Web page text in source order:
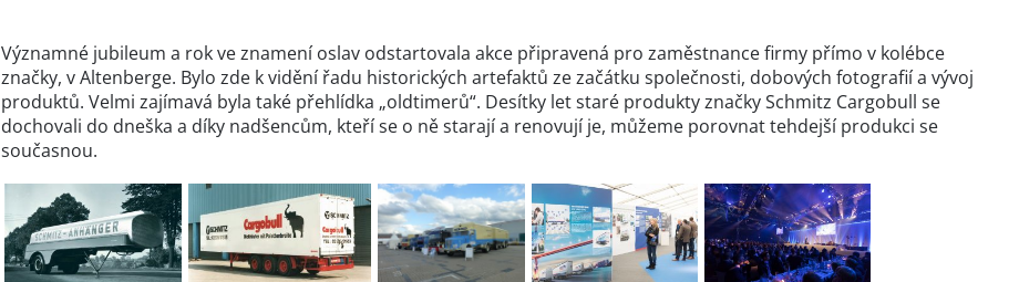
Významné jubileum a rok ve znamení oslav odstartovala akce připravená pro zaměstnance firmy přímo v kolébce
značky, v Altenberge. Bylo zde k vidění řadu historických artefaktů ze začátku společnosti, dobových fotografií a vývoj
produktů. Velmi zajímavá byla také přehlídka „oldtimerů“. Desítky let staré produkty značky Schmitz Cargobull se
dochovali do dneška a díky nadšencům, kteří se o ně starají a renovují je, můžeme porovnat tehdejší produkci se
současnou.